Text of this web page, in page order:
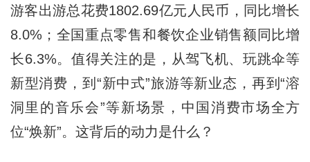
游客出游总花费1802.69亿元人民币，同比增长
8.0%；全国重点零售和餐饮企业销售额同比增
长6.3%。值得关注的是，从驾飞机、玩跳伞等
新型消费，到“新中式”旅游等新业态，再到“溶
洞里的音乐会”等新场景，中国消费市场全方
位“焕新”。这背后的动力是什么？